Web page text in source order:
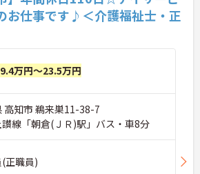
お仕事です♪＜介護福祉士・正
万円～23.5万円
高知市 鵜来巣11-38-7
讃線「朝倉(ＪＲ)駅」バス・車8分
正職員)